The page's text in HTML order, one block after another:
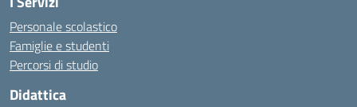
Personale scolastico
Famiglie e studenti
Percorsi di studio
Didattica